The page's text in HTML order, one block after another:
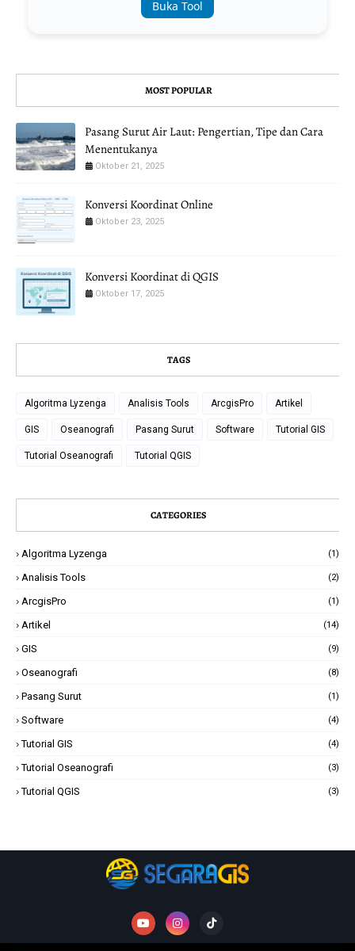
Buka Tool
MOST POPULAR
Pasang Surut Air Laut: Pengertian, Tipe dan Cara
Menentukanya
Oktober 21, 2025
Konversi Koordinat Online
Oktober 23, 2025
Konversi Koordinat di QGIS
Oktober 17, 2025
TAGS
Algoritma Lyzenga Analisis Tools ArcgisPro Artikel
GIS Oseanografi Pasang Surut Software Tutorial GIS
Tutorial Oseanografi Tutorial QGIS
CATEGORIES
Algoritma Lyzenga (1)
Analisis Tools (2)
ArcgisPro (1)
Artikel (14)
GIS (9)
Oseanografi (8)
Pasang Surut (1)
Software (4)
Tutorial GIS (4)
Tutorial Oseanografi (3)
Tutorial QGIS (3)